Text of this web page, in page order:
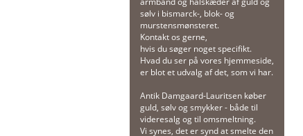
sølv i bismarck-, blok- og
murstensmønsteret.
Kontakt os gerne,
hvis du søger noget specifikt.
Hvad du ser på vores hjemmeside,
er blot et udvalg af det, som vi har.
Antik Damgaard-Lauritsen køber
guld, sølv og smykker - både til
videresalg og til omsmeltning.
Vi synes, det er synd at smelte den